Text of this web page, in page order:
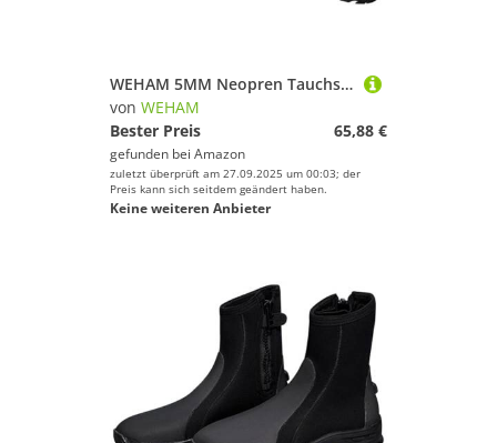
WEHAM 5MM Neopren Tauchstiefel Surf Scuba Tauchen Schwimmschuhe Windsurfen Unterwasserfischen Kitesurf Ausrüstung Strandschuhe Schnorcheln,Schwarz,36
von WEHAM
Bester Preis
65,88 €
gefunden bei Amazon
zuletzt überprüft am 27.09.2025 um 00:03; der
Preis kann sich seitdem geändert haben.
Keine weiteren Anbieter